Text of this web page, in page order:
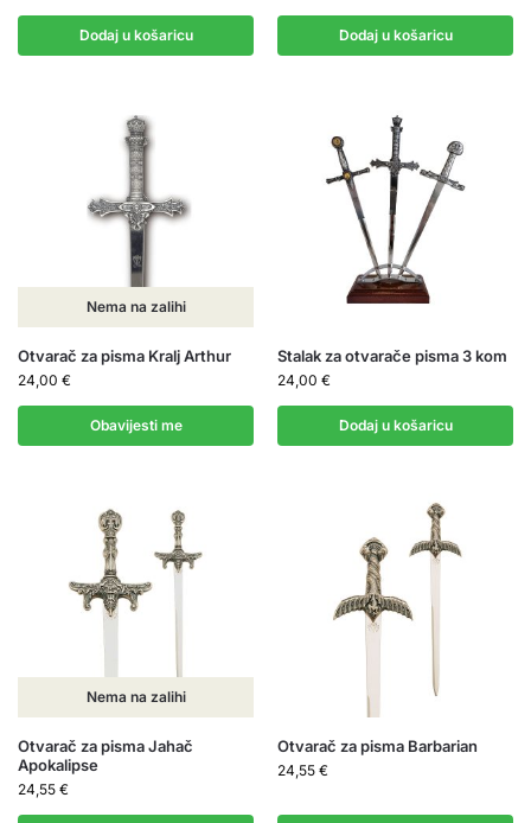
Dodaj u košaricu Dodaj u košaricu
Nema na zalihi
Otvarač za pisma Kralj Arthur
24,00 €
Obavijesti me
Stalak za otvarače pisma 3 kom
24,00 €
Dodaj u košaricu
Nema na zalihi
Otvarač za pisma Jahač
Apokalipse
24,55 €
Otvarač za pisma Barbarian
24,55 €